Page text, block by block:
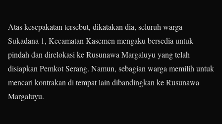
Atas kesepakatan tersebut, dikatakan dia, seluruh warga
Sukadana 1, Kecamatan Kasemen mengaku bersedia untuk
pindah dan direlokasi ke Rusunawa Margaluyu yang telah
disiapkan Pemkot Serang. Namun, sebagian warga memilih untuk
mencari kontrakan di tempat lain dibandingkan ke Rusunawa
Margaluyu.